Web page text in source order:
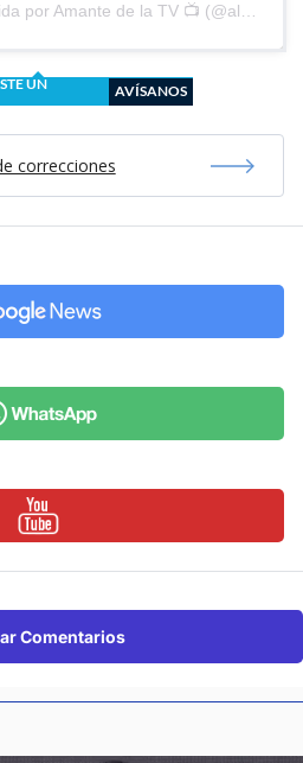
Una publicación compartida por Amante de la TV 📺 (@alguien_te_observa)
UN
AVÍSANOS
correcciones
Comentarios